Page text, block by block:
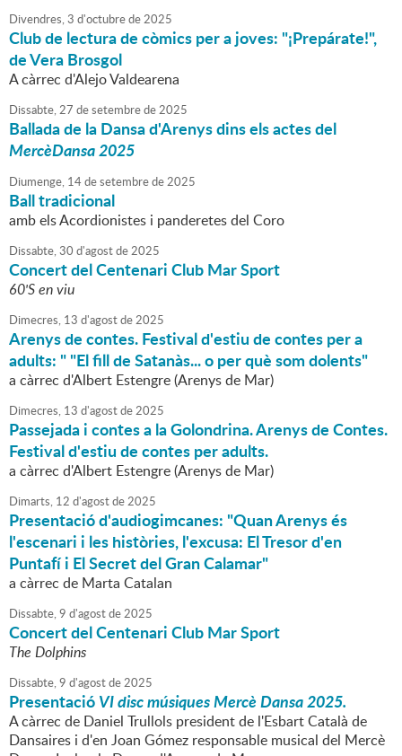
Divendres,3 d'octubrede2025
Club de lectura de còmics per a joves: "¡Prepárate!",
de Vera Brosgol
A càrrec d'Alejo Valdearena
Dissabte,27 desetembrede2025
Ballada de la Dansa d'Arenys dins els actes del
MercèDansa 2025
Diumenge, 14desetembrede2025
Ball tradicional
amb els Acordionistes i panderetes del Coro
Dissabte,30 d'agostde2025
Concert del Centenari Club Mar Sport
60'S en viu
Dimecres, 13 d'agostde2025
Arenys de contes. Festival d'estiu de contes per a
adults: " "El fill de Satanàs... o per què som dolents"
a càrrec d'Albert Estengre (Arenys de Mar)
Dimecres, 13 d'agostde2025
Passejada i contes a la Golondrina. Arenys de Contes.
Festival d'estiu de contes per adults.
a càrrec d'Albert Estengre (Arenys de Mar)
Dimarts, 12 d'agostde2025
Presentació d'audiogimcanes: "Quan Arenys és
l'escenari i les històries, l'excusa: El Tresor d'en
Puntafí i El Secret del Gran Calamar"
a càrrec de Marta Catalan
Dissabte,9 d'agostde2025
Concert del Centenari Club Mar Sport
The Dolphins
Dissabte,9 d'agostde2025
PresentacióVI disc músiques Mercè Dansa 2025.
A càrrec de Daniel Trullols president de l'Esbart Català de
Dansaires i d'en Joan Gómez responsable musical del Mercè